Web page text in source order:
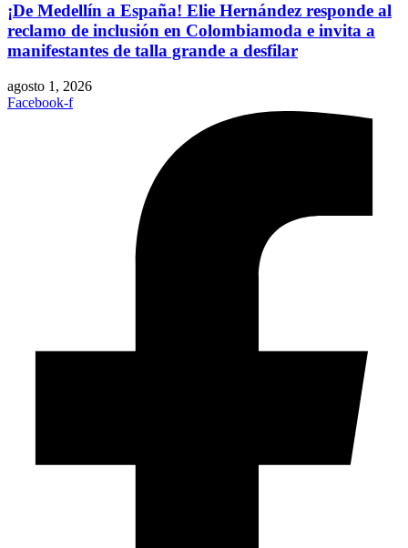
¡De Medellín a España! Elie Hernández responde al
reclamo de inclusión en Colombiamoda e invita a
manifestantes de talla grande a desfilar
agosto 1, 2026
Facebook-f